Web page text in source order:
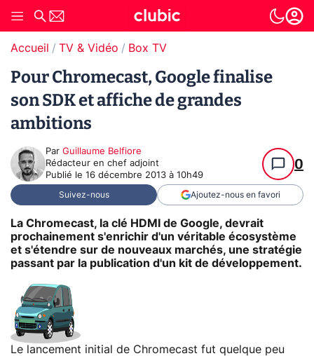
Accueil TV & Vidéo Box TV
Pour Chromecast, Google finalise
son SDK et affiche de grandes
ambitions
Par Guillaume Belfiore
Rédacteur en chef adjoint
Publié le 16 décembre 2013 à 10h49
0
Suivez-nous Ajoutez-nous en favori
La Chromecast, la clé HDMI de Google, devrait
prochainement s'enrichir d'un véritable écosystème
et s'étendre sur de nouveaux marchés, une stratégie
passant par la publication d'un kit de développement.
Le lancement initial de Chromecast fut quelque peu